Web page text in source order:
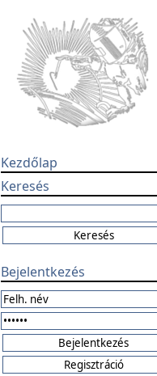
Kezdőlap
Keresés
Bejelentkezés